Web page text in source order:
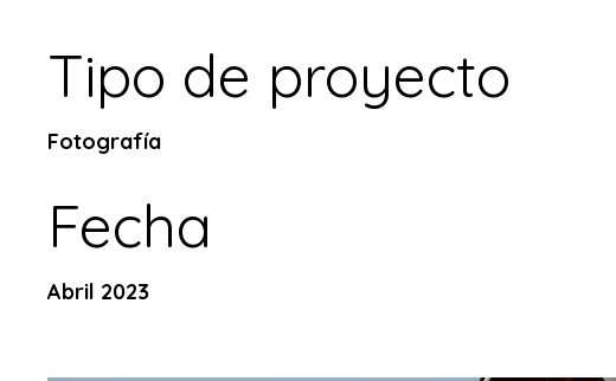
Tipo de proyecto
Fotografía
Fecha
Abril 2023